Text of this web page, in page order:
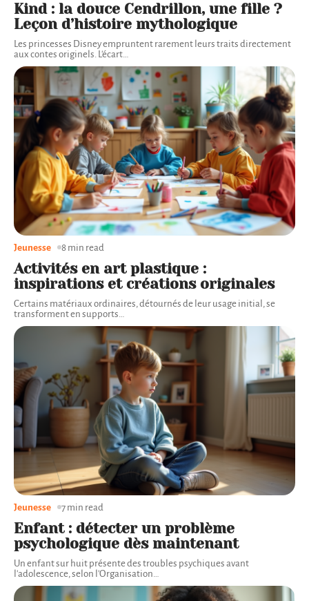
Kind : la douce Cendrillon, une fille ?
Leçon d’histoire mythologique
Les princesses Disney empruntent rarement leurs traits directement
aux contes originels. L'écart…
Activités en art plastique :
inspirations et créations originales
Certains matériaux ordinaires, détournés de leur usage initial, se
transforment en supports
Jeunesse 8 min read
Enfant : détecter un problème
psychologique dès maintenant
Un enfant sur huit présente des troubles psychiques avant
l'adolescence, selon l'Organisation
Jeunesse 7 min read